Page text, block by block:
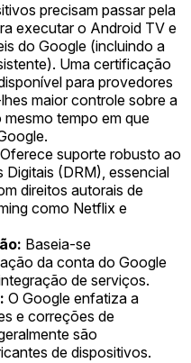
precisam passar pela
executar o Android TV e
do Google (incluindo a
Uma certificação
para provedores
maior controle sobre a
tempo em que
Oferece suporte robusto ao
Digitais (DRM), essencial
direitos autorais de
como Netflix e
Baseia-se
da conta do Google
de serviços.
O Google enfatiza a
e correções de
são
de dispositivos.